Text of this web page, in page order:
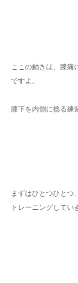
ここの動きは、膝痛
ですよ。
膝下を内側に捻る練
まずはひとつひとつ
トレーニングしてい